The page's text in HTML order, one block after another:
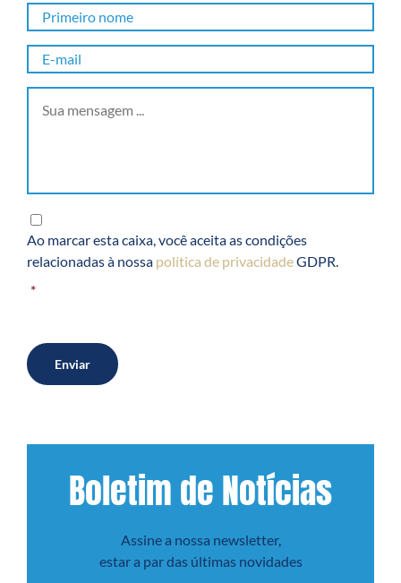
Primeiro
nome *
mail *
mensagem
RGPD
Ao marcar esta caixa, você aceita as condições
relacionadas à nossa política de privacidadeGDPR.
*
Enviar
Boletim de Notícias
Assine a nossa newsletter,
estar a par das últimas novidades